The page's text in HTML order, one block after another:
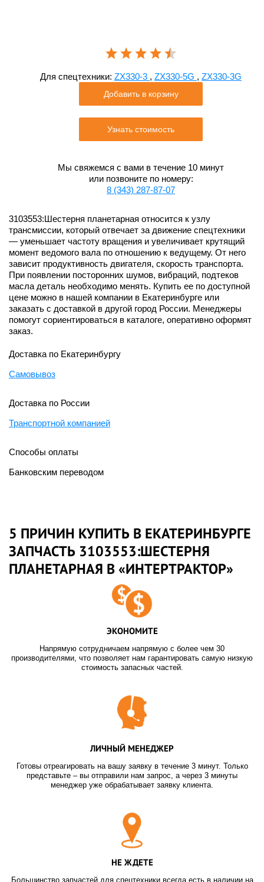
Для спецтехники: ZX330-3 , ZX330-5G , ZX330-3G
Добавить в корзину
Узнать стоимость
Мы свяжемся с вами в течение 10 минут
или позвоните по номеру:
8 (343) 287-87-07
3103553:Шестерня планетарная относится к узлу
трансмиссии, который отвечает за движение спецтехники
— уменьшает частоту вращения и увеличивает крутящий
момент ведомого вала по отношению к ведущему. От него
зависит продуктивность двигателя, скорость транспорта.
При появлении посторонних шумов, вибраций, подтеков
масла деталь необходимо менять. Купить ее по доступной
цене можно в нашей компании в Екатеринбурге или
заказать с доставкой в другой город России. Менеджеры
помогут сориентироваться в каталоге, оперативно оформят
заказ.
Доставка по Екатеринбургу
Самовывоз
Доставка по России
Транспортной компанией
Способы оплаты
Банковским переводом
5 ПРИЧИН КУПИТЬ В ЕКАТЕРИНБУРГЕ
ЗАПЧАСТЬ 3103553:ШЕСТЕРНЯ
ПЛАНЕТАРНАЯ В «ИНТЕРТРАКТОР»
ЭКОНОМИТЕ
Напрямую сотрудничаем напрямую с более чем 30
производителями, что позволяет нам гарантировать самую низкую
стоимость запасных частей.
ЛИЧНЫЙ МЕНЕДЖЕР
Готовы отреагировать на вашу заявку в течение 3 минут. Только
представьте – вы отправили нам запрос, а через 3 минуты
менеджер уже обрабатывает заявку клиента.
НЕ ЖДЕТЕ
Большинство запчастей для спецтехники всегда есть в наличии на